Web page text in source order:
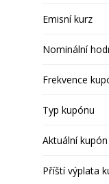
Emisní kurz
Nominální
Frekvence
Typ kupónu
Aktuální kupón
Příští výplata